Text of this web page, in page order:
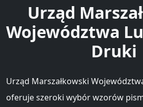
Urząd
Województwa
Druki
Urząd Marszałkowski
oferuje szeroki wybór wzorów